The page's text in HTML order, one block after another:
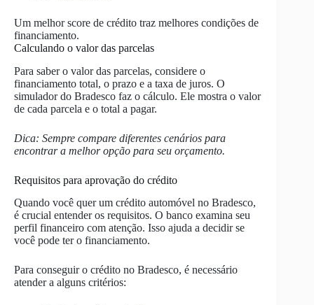
Um melhor score de crédito traz melhores condições de
financiamento.
Calculando o valor das parcelas
Para saber o valor das parcelas, considere o
financiamento total, o prazo e a taxa de juros. O
simulador do Bradesco faz o cálculo. Ele mostra o valor
de cada parcela e o total a pagar.
Dica: Sempre compare diferentes cenários para
encontrar a melhor opção para seu orçamento.
Requisitos para aprovação do crédito
Quando você quer um crédito automóvel no Bradesco,
é crucial entender os requisitos. O banco examina seu
perfil financeiro com atenção. Isso ajuda a decidir se
você pode ter o financiamento.
Para conseguir o crédito no Bradesco, é necessário
atender a alguns critérios: